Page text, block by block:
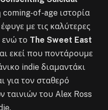
coming-of-age ιστορία
με τις καλύτερες
ενώ το The Sweet East
εκεί που ποντάρουμε
indie διαμαντάκι
για τον σταθερό
ταινιών του Alex Ross